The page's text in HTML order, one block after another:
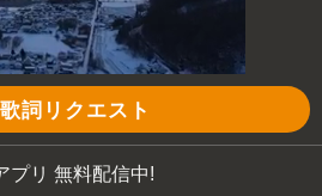
歌詞リクエスト
プリ 無料配信中!